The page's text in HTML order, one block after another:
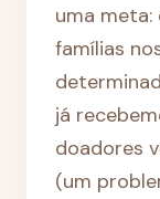
uma
famílias
já
doadores
(um